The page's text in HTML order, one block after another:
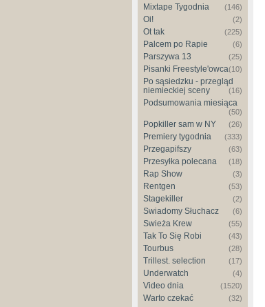
Mixtape Tygodnia (146)
Oi! (2)
Ot tak (225)
Palcem po Rapie (6)
Parszywa 13 (25)
Pisanki Freestyle'owca(10)
Po sąsiedzku - przegląd
niemieckiej sceny
(16)
Podsumowania miesiąca
(50)
Popkiller sam w NY (26)
Premiery tygodnia (333)
Przegapifszy (63)
Przesyłka polecana (18)
Rap Show (3)
Rentgen (53)
Stagekiller (2)
Świadomy Słuchacz (6)
Świeża Krew (55)
Tak To Się Robi (43)
Tourbus (28)
Trillest. selection (17)
Underwatch (4)
Video dnia (1520)
Warto czekać (32)